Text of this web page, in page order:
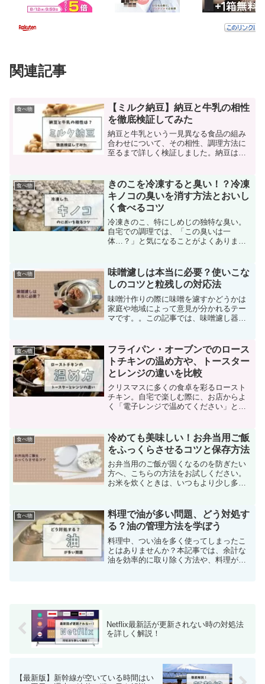
関連記事
食べ物
【ミルク納豆】納豆と牛乳の相性
を徹底検証してみた
納豆と牛乳という一見異なる食品の組み
合わせについて、その相性、調理方法に
至るまで詳しく検証しました。納豆は日
動物性タンパク質やカルシウムが豊富な
飲み物です。この二つを組...
食べ物
きのこを冷凍すると臭い！？冷凍
キノコの臭いを消す方法とおいし
く食べるコツ
冷凍きのこ、特にしめじの独特な臭い。
自宅での調理では、「この臭いは一
体…？」と気になることがよくありま
ります。しかし、驚くことに、冷凍きの
この臭みを消せる方法は意外にシ...
食べ物
味噌濾しは本当に必要？使いこな
しのコツと粒残しの対応法
味噌汁作りの際に味噌を濾すかどうかは
家庭や地域によって意見が分かれるテー
マです。。この記事では、味噌濾し器の
います。
食べ物
フライパン・オーブンでのロース
トチキンの温め方や、トースター
とレンジの違いを比較
クリスマスに多くの食卓を彩るロースト
チキン。自宅で楽しむ際に、お店からよ
く「電子レンジで温めてください」と聞
肉の水分が蒸発し、ローストチキンが乾
燥して「パサパサ」の食感...
食べ物
冷めても美味しい！お弁当用ご飯
をふっくらさせるコツと保存方法
お弁当用のご飯が固くなるのを防ぎたい
方へ、こちらの方法をお試しください。
お米を炊くときは、いつもより少し多め
ご飯を冷凍保存しておくと便利です。こ
れらの方法が、ご飯が固く...
食べ物
料理で油が多い問題、どう対処す
る？油の管理方法を学ぼう
料理中、つい油を多く使ってしまったこ
とはありませんか？本記事では、余計な
油を効率的に取り除く方法や、料理が油
Netflix最新話が更新されない時の対処法
を詳しく解説！
【最新版】新幹線が空いている時間はい